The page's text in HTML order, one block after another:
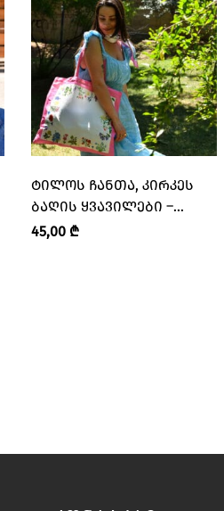
ᲢᲘᲚᲝᲡ ᲩᲐᲜᲗᲐ, ᲙᲘᲠᲙᲔᲡ
ᲑᲐᲦᲘᲡ ᲧᲕᲐᲕᲘᲚᲔᲑᲘ –
“KIRKE • ᲙᲘᲠᲙᲔ”
45,00 ₾